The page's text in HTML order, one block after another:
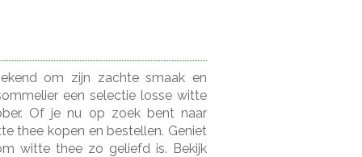
om zijn zachte smaak en
een selectie losse witte
Of je nu op zoek bent naar
thee kopen en bestellen. Geniet
witte thee zo geliefd is. Bekijk